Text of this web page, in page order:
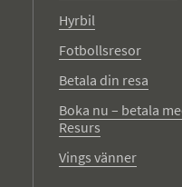
Hyrbil
Fotbollsresor
Betala din resa
Boka nu – betala
Resurs
Vings vänner